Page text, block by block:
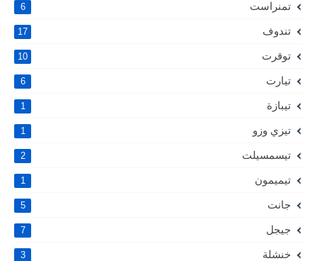
تمنراست 6
تندوف 17
توقرت 10
تيارت 6
تيبازة 1
تيزي وزو 1
تيسمسيلت 2
تيميمون 1
جانت 5
جيجل 7
خنشلة 3